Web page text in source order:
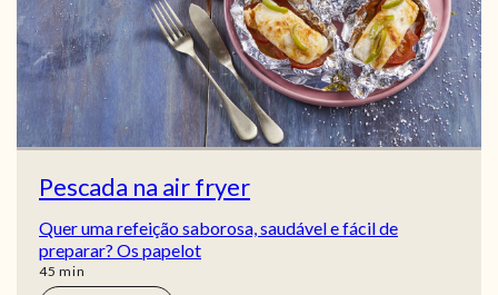
Pescada na air fryer
Quer uma refeição saborosa, saudável e fácil de
preparar? Os papelot
45 min
min